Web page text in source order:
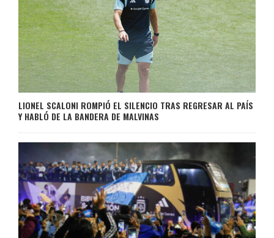
LIONEL SCALONI ROMPIÓ EL SILENCIO TRAS REGRESAR AL PAÍS
Y HABLÓ DE LA BANDERA DE MALVINAS